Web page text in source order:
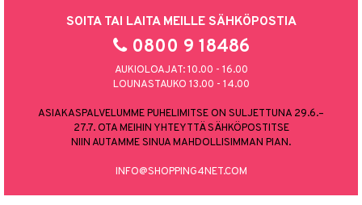
SOITA TAI LAITA MEILLE SÄHKÖPOSTIA
0800 9 18486
AUKIOLOAJAT: 10.00 - 16.00
LOUNASTAUKO 13.00 - 14.00
ASIAKASPALVELUMME PUHELIMITSE ON SULJETTUNA 29.6.–
27.7. OTA MEIHIN YHTEYTTÄ SÄHKÖPOSTITSE
NIIN AUTAMME SINUA MAHDOLLISIMMAN PIAN.
INFO@SHOPPING4NET.COM